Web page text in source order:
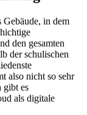
in dem
den gesamten
der schulischen
also nicht so sehr
gibt es
als digitale